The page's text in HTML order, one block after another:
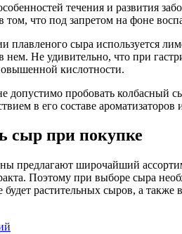
течения и развития
том, что под запретом на фоне
плавленого сыра используется
нем. Не удивительно, что при
кислотности.
допустимо пробовать колбасный
в его составе ароматизаторов
сыр при покупке
предлагают широчайший
Поэтому при выборе сыра
будет растительных сыров, а